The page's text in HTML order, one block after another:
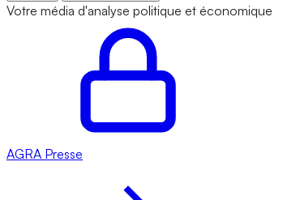
Votre média d'analyse politique et économique
AGRA Presse